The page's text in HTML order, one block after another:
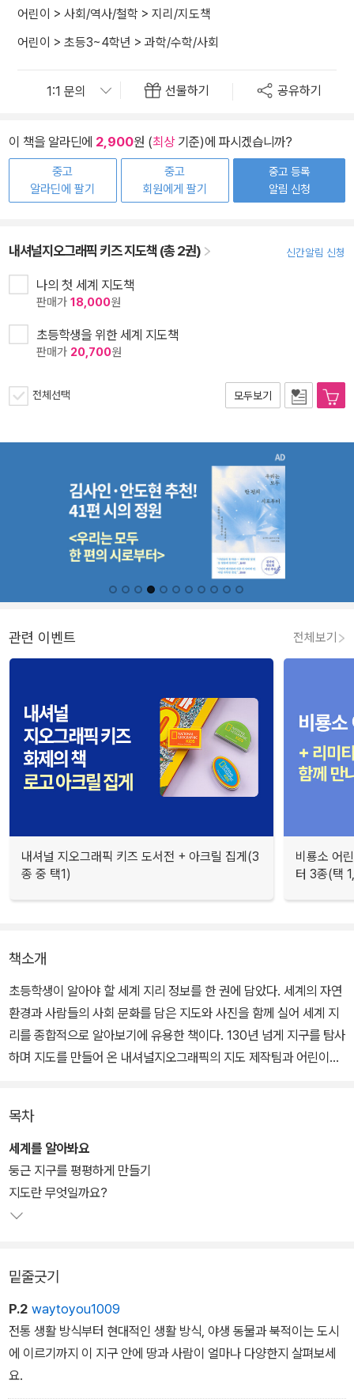
어린이 > 사회/역사/철학 > 지리/지도책
어린이 > 초등3~4학년 > 과학/수학/사회
선물하기 공유하기
이 책을 알라딘에 2,900원 (최상기준)에 파시겠습니까?
중고
알라딘에 팔기
중고
회원에게 팔기
중고 등록
알림 신청
내셔널지오그래픽 키즈 지도책 (총 2권) 신간알림 신청
나의 첫 세계 지도책
판매가 18,000원
초등학생을 위한 세계 지도책
판매가 20,700원
전체선택 모두보기
관련 이벤트 전체보기
내셔널 지오그래픽 키즈 도서전 + 아크릴 집게(3
종 중 택1)
비룡소 어
터 3종(택
책소개
초등학생이 알아야 할 세계 지리 정보를 한 권에 담았다. 세계의 자연
환경과 사람들의 사회 문화를 담은 지도와 사진을 함께 실어 세계 지
리를 종합적으로 알아보기에 유용한 책이다. 130년 넘게 지구를 탐사
하며 지도를 만들어 온 내셔널지오그래픽의 지도 제작팀과 어린이를
한민국이 지구촌에서 어디에 위치하는지, 자연과 문화적 특징은 무엇
이 있는지 알려 주는 페이지도 실었다.
목차
세계를 알아봐요
둥근 지구를 평평하게 만들기
지도란 무엇일까요?
밑줄긋기
P.2 waytoyou1009
전통 생활 방식부터 현대적인 생활 방식, 야생 동물과 북적이는 도시
에 이르기까지 이 지구 안에 땅과 사람이 얼마나 다양한지 살펴보세
요.